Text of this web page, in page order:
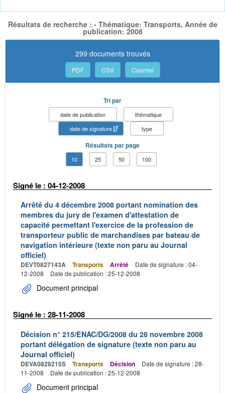
Résultats de recherche : - Thématique: Transports, Année de
publication: 2008
299 documents trouvés
PDF CSV Courriel
Tri par
date de publication
thématique
date de signature
type
Résultats par page
10 25 50 100
Signé le : 04-12-2008
Arrêté du 4 décembre 2008 portant nomination des
membres du jury de l'examen d'attestation de
capacité permettant l'exercice de la profession de
transporteur public de marchandises par bateau de
navigation intérieure (texte non paru au Journal
officiel)
DEVT0827143A Transports Arrêté
Date de signature : 04-
12-2008
Date de publication : 25-12-2008
Document principal
Signé le : 28-11-2008
Décision n° 215/ENAC/DG/2008 du 28 novembre 2008
portant délégation de signature (texte non paru au
Journal officiel)
DEVA0828215S Transports Décision
Date de signature : 28-
11-2008
Date de publication : 25-12-2008
Document principal